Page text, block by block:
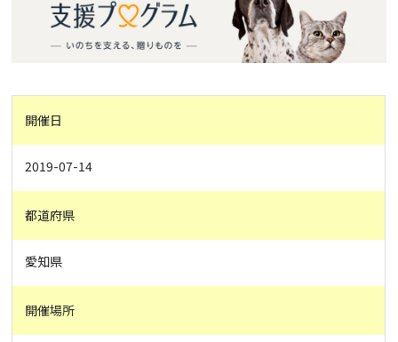
開催日
2019-07-14
都道府県
愛知県
開催場所